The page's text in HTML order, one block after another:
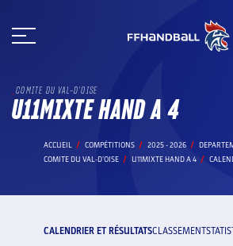
au
COMITE DU VAL-D'OISE
U11MIXTE HAND A 4
ACCUEIL COMPÉTITIONS 2025 - 2026
COMITE DU VAL-D'OISE
U11MIXTE HAND A 4
CALENDRIER ET RÉSULTATSCLASSEMENT